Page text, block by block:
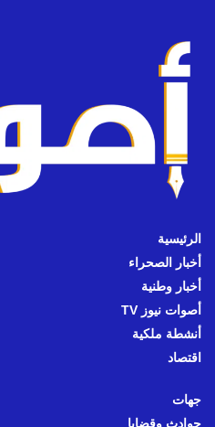
الرئيسية
أخبار الصحراء
أخبار وطنية
أصوات نيوز TV
أنشطة ملكية
اقتصاد
جهات
حوادث وقضايا